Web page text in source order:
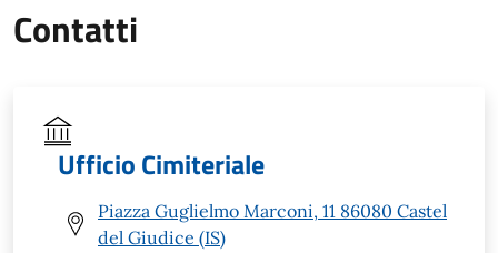
Contatti
Ufficio Cimiteriale
Piazza Guglielmo Marconi, 11 86080 Castel
del Giudice (IS)